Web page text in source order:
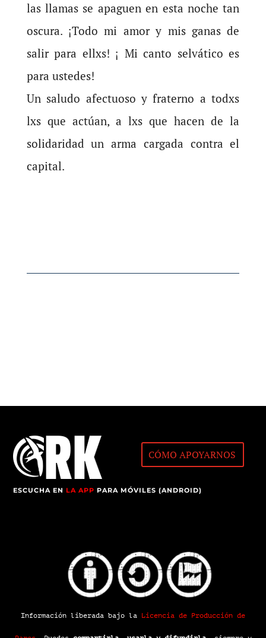
las llamas se apaguen en esta noche tan
oscura. ¡Todo mi amor y mis ganas de
salir para ellxs! ¡ Mi canto selvático es
para ustedes!
Un saludo afectuoso y fraterno a todxs
lxs que actúan, a lxs que hacen de la
solidaridad un arma cargada contra el
capital.
CÓMO APOYARNOS
ESCUCHA ENLA APP PARA MÓVILES (ANDROID)
Información liberada bajo la Licencia de Producción de